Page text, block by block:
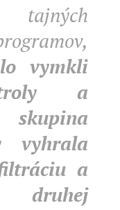
tajných
vymkli
a
vyhrala
a
druhej